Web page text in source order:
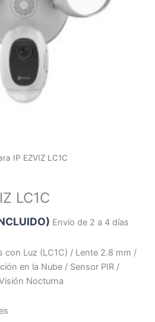
IP EZVIZ LC1C
LC1C
Envío de 2 a 4 días
con Luz (LC1C) / Lente 2.8 mm /
en la Nube / Sensor PIR /
Nocturna